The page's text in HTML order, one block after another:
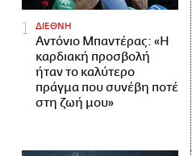
ΔΙΕΘΝΗ
Αντόνιο Μπαντέρας: «Η
καρδιακή προσβολή
ήταν το καλύτερο
πράγμα που συνέβη ποτέ
στη ζωή μου»